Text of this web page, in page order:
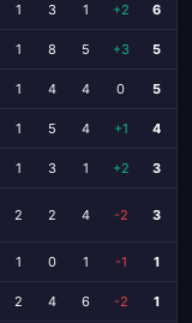
1 3 1 +2 6
1 8 5 +3 5
1 4 4 0 5
1 5 4 +1 4
1 3 1 +2 3
2 2 4 -2 3
1 0 1 -1 1
2 4 6 -2 1